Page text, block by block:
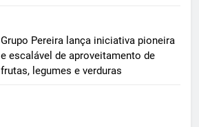
Grupo Pereira lança iniciativa pioneira
e escalável de aproveitamento de
frutas, legumes e verduras
A 6ª edição do Prêmio ACI OCESC
de Jornalismo está com as
inscrições abertas